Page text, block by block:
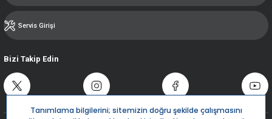
Servis Girişi
Bizi Takip Edin